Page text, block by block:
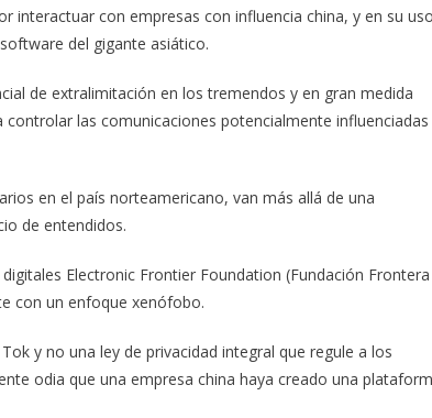
interactuar con empresas con influencia china, y en su
del gigante asiático.
de extralimitación en los tremendos y en gran medida
las comunicaciones potencialmente influenciadas
en el país norteamericano, van más allá de una
de entendidos.
Electronic Frontier Foundation (Fundación Frontera
con un enfoque xenófobo.
y no una ley de privacidad integral que regule a los
odia que una empresa china haya creado una